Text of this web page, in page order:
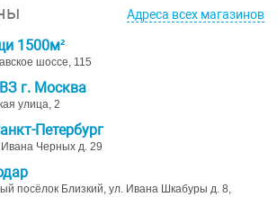
Адреса всех магазинов
1500м²
шоссе, 115
г. Москва
улица, 2
Петербург
Ивана Черных д. 29
посёлок Близкий, ул. Ивана Шкабуры д. 8,